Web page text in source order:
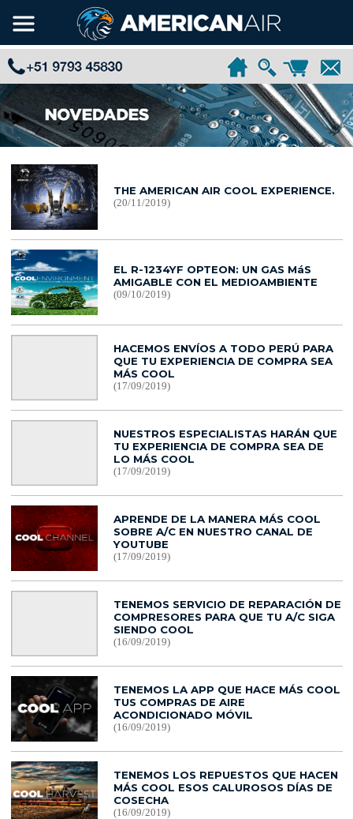
THE AMERICAN AIR COOL EXPERIENCE.
(20/11/2019)
EL R-1234YF OPTEON: UN GAS MáS
AMIGABLE CON EL MEDIOAMBIENTE
(09/10/2019)
HACEMOS ENVÍOS A TODO PERÚ PARA
QUE TU EXPERIENCIA DE COMPRA SEA
MÁS COOL
(17/09/2019)
NUESTROS ESPECIALISTAS HARÁN QUE
TU EXPERIENCIA DE COMPRA SEA DE
LO MÁS COOL
(17/09/2019)
APRENDE DE LA MANERA MÁS COOL
SOBRE A/C EN NUESTRO CANAL DE
YOUTUBE
(17/09/2019)
TENEMOS SERVICIO DE REPARACIÓN DE
COMPRESORES PARA QUE TU A/C SIGA
SIENDO COOL
(16/09/2019)
TENEMOS LA APP QUE HACE MÁS COOL
TUS COMPRAS DE AIRE
ACONDICIONADO MÓVIL
(16/09/2019)
TENEMOS LOS REPUESTOS QUE HACEN
MÁS COOL ESOS CALUROSOS DÍAS DE
COSECHA
(16/09/2019)